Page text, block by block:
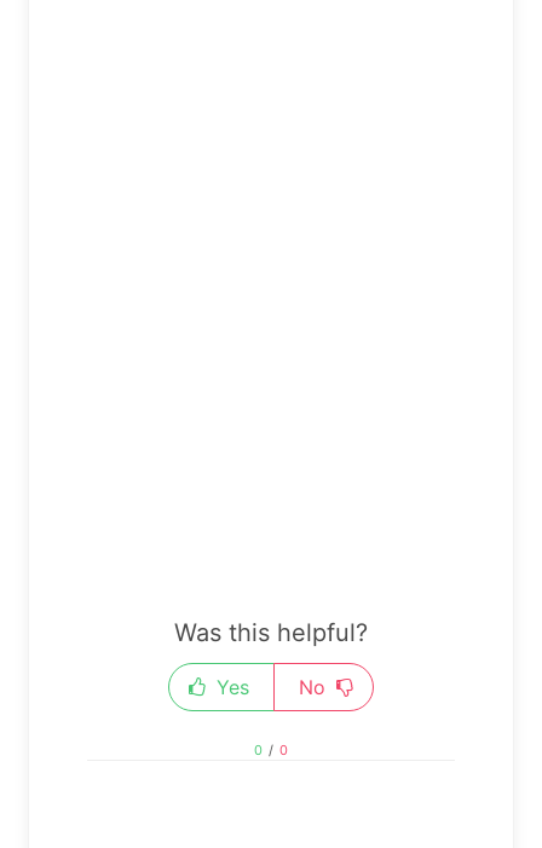
Was this helpful?
Yes No
0 / 0